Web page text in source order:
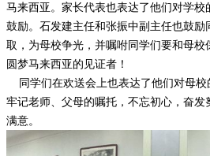
马来西亚。家长代表也表达了他们对学校
鼓励。石发建主任和张振中副主任也鼓
取，为母校争光，并嘱咐同学们要和母校
圆梦马来西亚的见证者！
同学们在欢送会上也表达了他们对母校
牢记老师、父母的嘱托，不忘初心，奋发
满意。
 科学技术实验校